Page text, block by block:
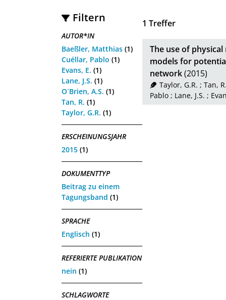
Filtern
AUTOR*IN
Baeßler, Matthias (1)
Cuéllar, Pablo (1)
Evans, E. (1)
Lane, J.S. (1)
O´Brien, A.S. (1)
Tan, R. (1)
Taylor, G.R. (1)
ERSCHEINUNGSJAHR
2015 (1)
DOKUMENTTYP
Beitrag zu einem
Tagungsband (1)
SPRACHE
Englisch (1)
REFERIERTE PUBLIKATION
nein (1)
SCHLAGWORTE
1 Treffer
The use of
models for
network(2015)
Taylor, G.R. ; Tan,
Pablo ; Lane, J.S. ;